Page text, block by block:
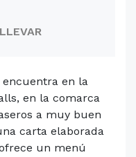
encuentra en la
en la comarca
a muy buen
carta elaborada
un menú